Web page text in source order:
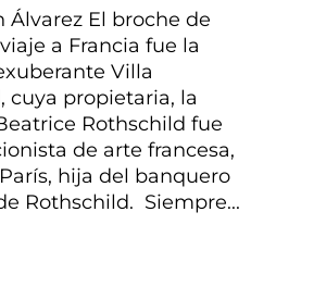
Álvarez El broche de
a Francia fue la
Villa
cuya propietaria, la
Rothschild fue
de arte francesa,
hija del banquero
Rothschild. Siempre...